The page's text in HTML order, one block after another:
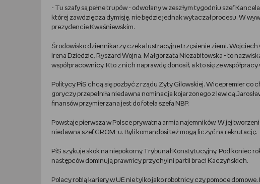
- Tu szafy są pełne trupów - odwołany w zeszłym tygodniu szef
której zawdzięcza dymisję, nie będzie jednak wytaczał procesu. W
prezydencie Kwaśniewskim.
Środowisko dziennikarzy czeka lustracyjne trzęsienie ziemi. Wojciech
Irena Dziedzic, Ryszard Wojna, Małgorzata Niezabitowska - to
współpracownicy. Kto z nich naprawdę donosił, a kto się ze współpracy
Politycy PiS chcą się pozbyć z rządu Zyty Gilowskiej. Wicepremier
goryczy przepełniła niedawna nominacja kojarzonego z lewicą
finansów przymierzana jest do fotela szefa NBP.
Powstaje pierwsza w Polsce prywatna armia najemników. W jej
niedawna szef GROM-u. Byli komandosi też mogą liczyć na rekrutację.
PiS szykuje skok na niepokorny Trybunał Konstytucyjny. Pod koniec
następców dominują prawnicy przychylni partii braci Kaczyńskich.
Polacy robią kariery w UE nie tylko jako robotnicy czy pomoce